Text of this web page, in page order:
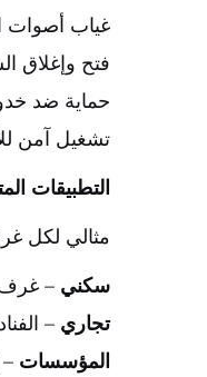
غياب أصوات
فتح وإغلاق
حماية ضد
تشغيل آمن
التطبيقات
مثالي لكل
سكني – غرف
تجاري –
المؤسسات –